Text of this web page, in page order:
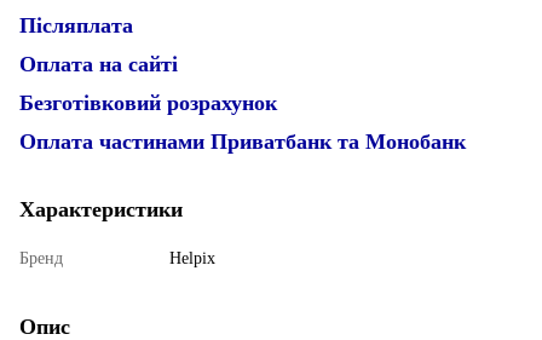
Післяплата
Оплата на сайті
Безготівковий розрахунок
Оплата частинами Приватбанк та Монобанк
Характеристики
Бренд Helpix
Опис